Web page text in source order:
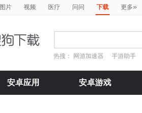
图片 视频 医疗 问问 下载 更多»
热搜： 网游加速器 手游助手
安卓应用 安卓游戏